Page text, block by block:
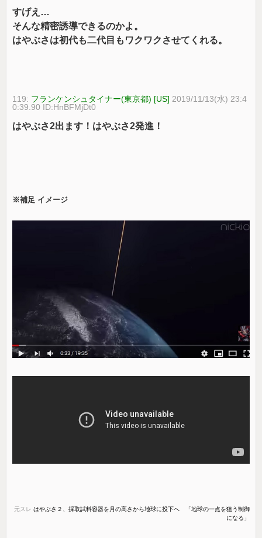
すげえ…
そんな精密誘導できるのかよ。
はやぶさは初代も二代目もワクワクさせてくれる。
119: フランケンシュタイナー(東京都) [US] 2019/11/13(水) 23:4
0:39.90 ID:HnBFMjDt0
はやぶさ2出ます！はやぶさ2発進！
※補足 イメージ
元スレ はやぶさ２、採取試料容器を月の高さから地球に投下へ 「地球の一点を狙う制御
になる」